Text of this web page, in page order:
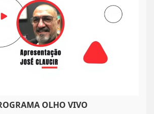
OLHO VIVO